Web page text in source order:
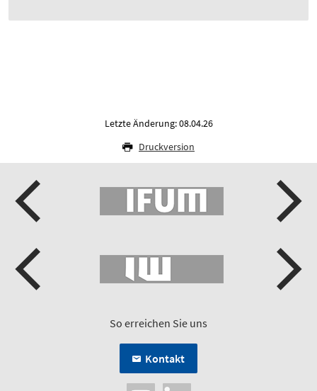
Letzte Änderung: 08.04.26
Druckversion
So erreichen Sie uns
Kontakt